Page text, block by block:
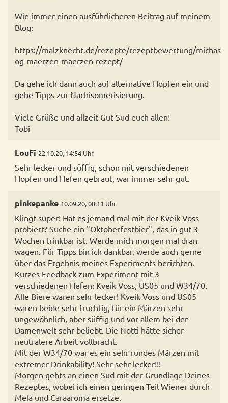
Wie immer einen ausführlicheren Beitrag auf meinem
Blog:
https://malzknecht.de/rezepte/rezeptbewertung/michas-
og-maerzen-maerzen-rezept/
Da gehe ich dann auch auf alternative Hopfen ein und
gebe Tipps zur Nachisomerisierung.
Viele Grüße und allzeit Gut Sud euch allen!
Tobi
LouFi 22.10.20, 14:54 Uhr
Sehr lecker und süffig, schon mit verschiedenen
Hopfen und Hefen gebraut, war immer sehr gut.
pinkepanke 10.09.20, 08:11 Uhr
Klingt super! Hat es jemand mal mit der Kveik Voss
probiert? Suche ein "Oktoberfestbier", das in gut 3
Wochen trinkbar ist. Werde mich morgen mal dran
wagen. Für Tipps bin ich dankbar, werde auch gerne
über das Ergebnis meines Experiments berichten.
Kurzes Feedback zum Experiment mit 3
verschiedenen Hefen: Kveik Voss, US05 und W34/70.
Alle Biere waren sehr lecker! Kveik Voss und US05
waren beide sehr fruchtig, für ein Märzen sehr
ungewöhnlich, aber süffig und vor allem bei der
Damenwelt sehr beliebt. Die Notti hätte sicher
neutralere Arbeit vollbracht.
Mit der W34/70 war es ein sehr rundes Märzen mit
extremer Drinkability! Sehr sehr lecker!!!
Morgen gehts an einen Sud mit der Grundlage Deines
Rezeptes, wobei ich einen geringen Teil Wiener durch
Mela und Caraaroma ersetze.